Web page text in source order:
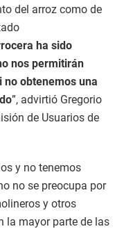
del arroz como de
ha sido
nos permitirán
obtenemos una
”, advirtió Gregorio
de Usuarios de
y no tenemos
no se preocupa por
y otros
la mayor parte de las